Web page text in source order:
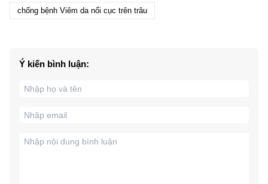
chống bệnh Viêm da nổi cục trên trâu
Ý kiến bình luận: